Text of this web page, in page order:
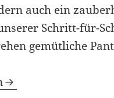
auch ein
Schritt-für-
gemütliche
Baby Pantoffeln